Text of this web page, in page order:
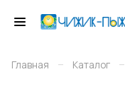
Главная – Каталог –